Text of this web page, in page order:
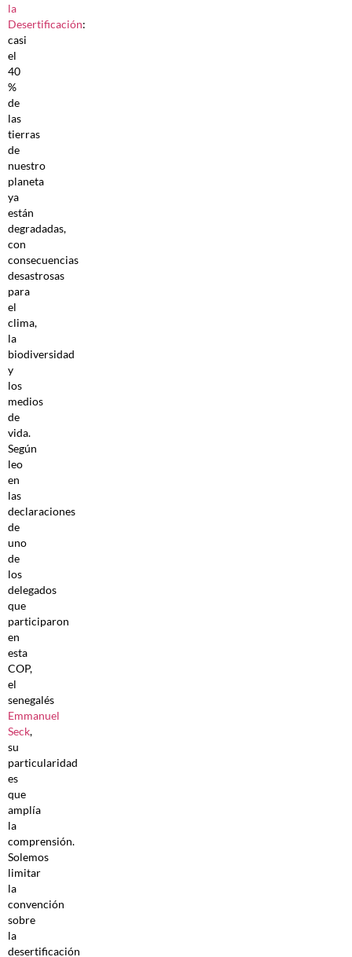
la
Desertificación:
casi
el
40
%
de
las
tierras
de
nuestro
planeta
ya
están
degradadas,
con
consecuencias
desastrosas
para
el
clima,
la
biodiversidad
y
los
medios
de
vida.
Según
leo
en
las
declaraciones
de
uno
de
los
delegados
que
participaron
en
esta
COP,
el
senegalés
Emmanuel
Seck,
su
particularidad
es
que
amplía
la
comprensión.
Solemos
limitar
la
convención
sobre
la
desertificación